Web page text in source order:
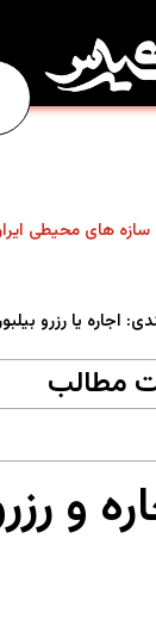
سازه های محیطی
اجاره یا رزرو
مطالب
و